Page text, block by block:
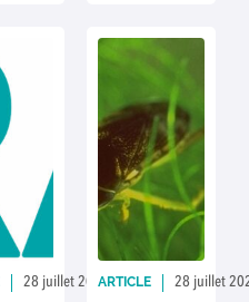
dans
: Christian Chauvin
28 juillet 2023 Rédaction :
ARTICLE 28 juillet